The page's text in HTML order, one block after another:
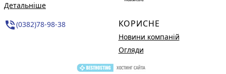
Детальніше
phone_in_talk(0382)78-98-38 КОРИСНЕ
Новини компаній
Огляди